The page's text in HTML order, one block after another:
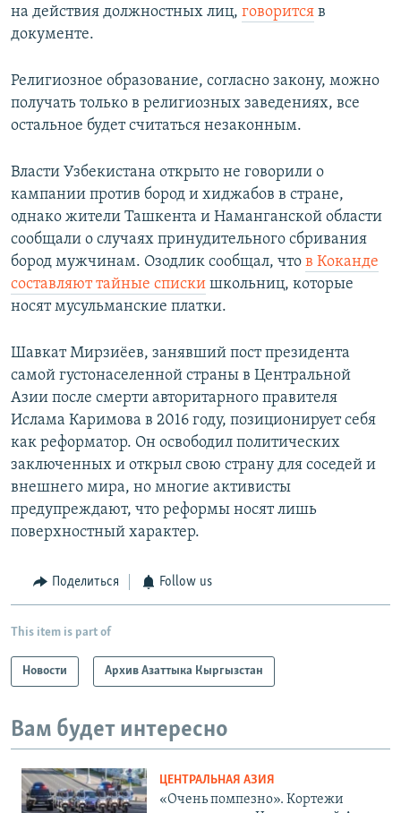
на действия должностных лиц, говорится в
документе.
Религиозное образование, согласно закону, можно
получать только в религиозных заведениях, все
остальное будет считаться незаконным.
Власти Узбекистана открыто не говорили о
кампании против бород и хиджабов в стране,
однако жители Ташкента и Наманганской области
сообщали о случаях принудительного сбривания
бород мужчинам. Озодлик сообщал, что в Коканде
составляют тайные списки школьниц, которые
носят мусульманские платки.
Шавкат Мирзиёев, занявший пост президента
самой густонаселенной страны в Центральной
Азии после смерти авторитарного правителя
Ислама Каримова в 2016 году, позиционирует себя
как реформатор. Он освободил политических
заключенных и открыл свою страну для соседей и
внешнего мира, но многие активисты
предупреждают, что реформы носят лишь
поверхностный характер.
Поделиться Follow us
This item is part of
Новости Архив Азаттыка Кыргызстан
Вам будет интересно
ЦЕНТРАЛЬНАЯ АЗИЯ
«Очень помпезно». Кортежи